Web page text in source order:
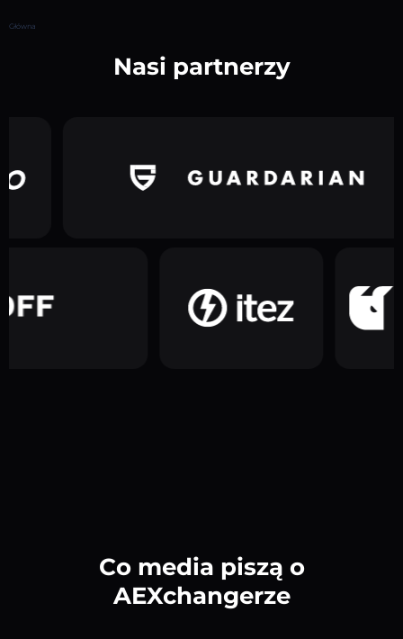
Główna
Nasi partnerzy
Co media piszą o
AEXchangerze